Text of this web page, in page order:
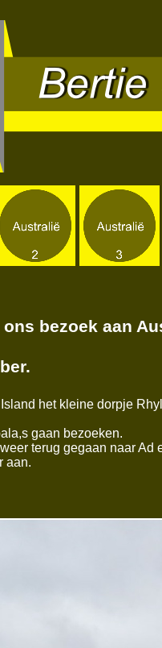
het kleine dorpje
gaan bezoeken.
terug gegaan naar Ad
aan.
bezoek aan